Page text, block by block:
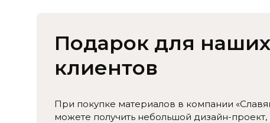
Подарок для наших
клиентов
При покупке материалов в компании
можете получить небольшой дизайн-